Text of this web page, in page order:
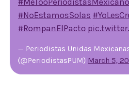
#NoEstamosSolas
#RompanElPacto
— Periodistas Unidas
(@PeriodistasPUM) March 5,